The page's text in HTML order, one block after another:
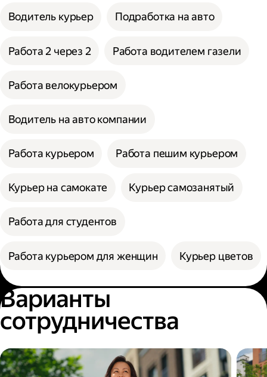
Водитель курьер Подработка на авто
Работа 2 через 2 Работа водителем газели
Работа велокурьером
Водитель на авто компании
Работа курьером Работа пешим курьером
Курьер на самокате Курьер самозанятый
Работа для студентов
Работа курьером для женщин Курьер цветов
Варианты
сотрудничества